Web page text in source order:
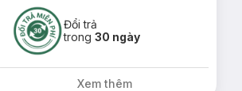
Đổi trả
trong30 ngày
Xem thêm